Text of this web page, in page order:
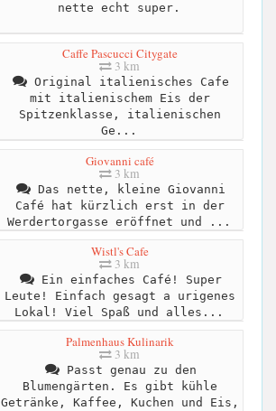
nette echt super.
Caffe Pascucci Citygate
3 km
Original italienisches Cafe
mit italienischem Eis der
Spitzenklasse, italienischen
Ge...
Giovanni café
3 km
Das nette, kleine Giovanni
Café hat kürzlich erst in der
Werdertorgasse eröffnet und ...
Wistl's Cafe
3 km
Ein einfaches Café! Super
Leute! Einfach gesagt a urigenes
Lokal! Viel Spaß und alles...
Palmenhaus Kulinarik
3 km
Passt genau zu den
Blumengärten. Es gibt kühle
Getränke, Kaffee, Kuchen und Eis,